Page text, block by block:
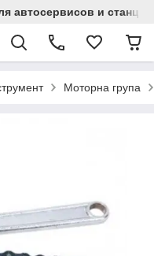
автосервисов и
Моторна група